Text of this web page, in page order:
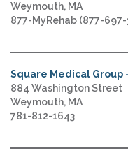
Weymouth, MA
877-MyRehab (877-697-
Square Medical Group -
884 Washington Street
Weymouth, MA
781-812-1643